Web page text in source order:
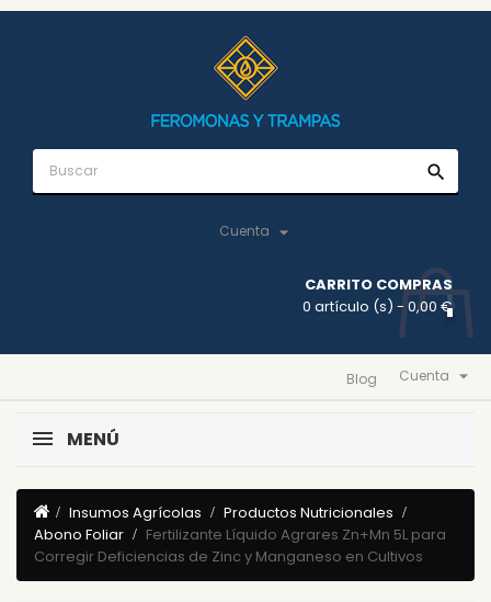
search
Cuenta 
CARRITO COMPRAS
0 artículo (s) - 0,00 €
Cuenta 
Blog
MENÚ
Insumos Agrícolas
Productos Nutricionales
Abono Foliar
Fertilizante Líquido Agrares Zn+Mn 5L para
Corregir Deficiencias de Zinc y Manganeso en Cultivos